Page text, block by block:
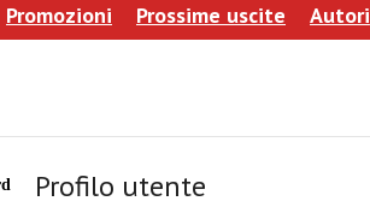
Promozioni Prossime uscite Autori
Profilo utente